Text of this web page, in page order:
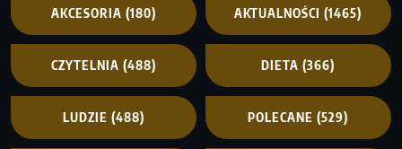
AKCESORIA (180) AKTUALNOŚCI (1465)
CZYTELNIA (488) DIETA (366)
LUDZIE (488) POLECANE (529)